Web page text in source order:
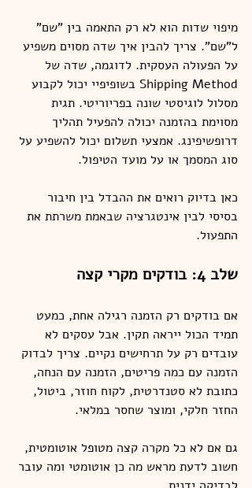
מיפוי שדות הוא לא רק התאמה בין "שם"
ל"שם". צריך להבין איך שדה מסוים משפיע
על הפעולה העסקית. לדוגמה, שדה של
Shipping Method בשופיפיי יכול לקבוע
מסלול לוגיסטי שונה בפריוריטי. תגית
מסוימת בהזמנה יכולה להפעיל תהליך
דרופשיפינג. אמצעי תשלום יכול להשפיע על
סוג המסמך או על מועד הטיפול.
כאן בדיוק רואים את ההבדל בין חיבור
בסיסי לבין אינטגרציה שבאמת משרתת את
התפעול.
שלב 4: בודקים מקרי קצה
אם בודקים רק הזמנה רגילה אחת, כמעט
תמיד הכול ייראה תקין. אבל עסקים לא
עובדים רק על תרחישים נקיים. צריך לבדוק
הזמנה עם כמה פריטים, הזמנה עם הנחה,
כתובת לא סטנדרטית, לקוח חוזר, ביטול,
החזר חלקי, ומוצר שחסר במלאי.
גם אם לא כל מקרה קצה מטופל אוטומטית,
חשוב לדעת מראש מה כן אוטומטי ומה עובר